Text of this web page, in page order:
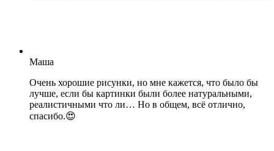
Маша
Очень хорошие рисунки, но мне кажется, что было бы
лучше, если бы картинки были более натуральными,
реалистичными что ли… Но в общем, всё отлично,
спасибо.😍